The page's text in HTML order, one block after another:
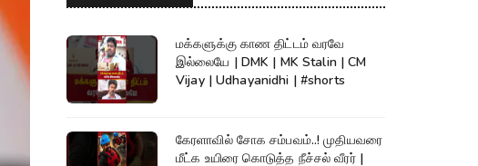
மக்களுக்கு காண திட்டம் வரவே
இல்லையே | DMK | MK Stalin | CM
Vijay | Udhayanidhi | #shorts
கேரளாவில் சோக சம்பவம்..! முதியவரை
மீட்க உயிரை கொடுத்த நீச்சல் வீரர் |